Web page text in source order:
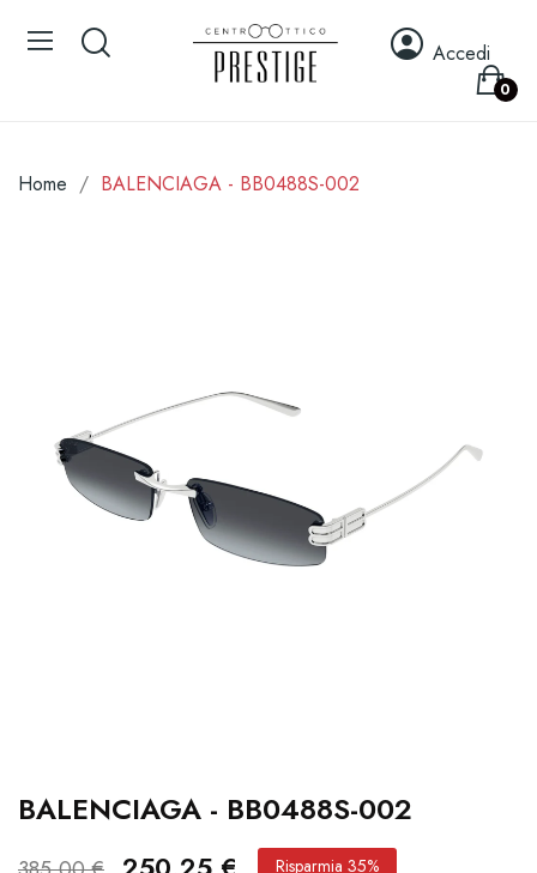
Accedi
0
Home BALENCIAGA - BB0488S-002
BALENCIAGA - BB0488S-002
Risparmia 35%